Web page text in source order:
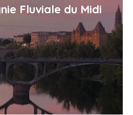
Fluviale du Midi